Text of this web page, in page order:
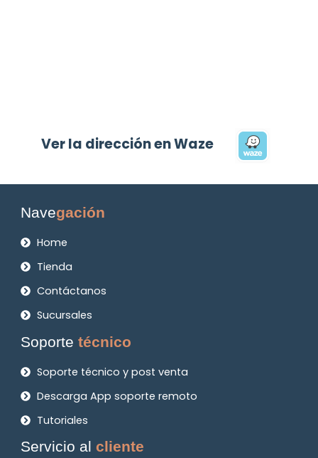
Ver la dirección en Waze
Navegación
Home
Tienda
Contáctanos
Sucursales
Soportetécnico
Soporte técnico y post venta
Descarga App soporte remoto
Tutoriales
Servicio alcliente